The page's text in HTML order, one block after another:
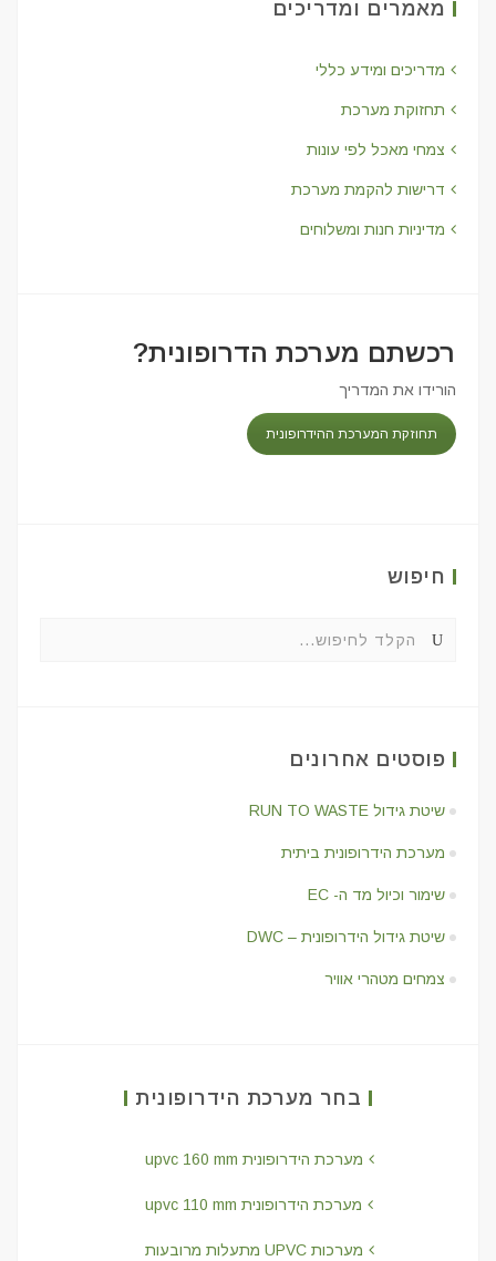
מאמרים ומדריכים
מדריכים ומידע כללי
תחזוקת מערכת
צמחי מאכל לפי עונות
דרישות להקמת מערכת
מדיניות חנות ומשלוחים
רכשתם מערכת הדרופונית?
הורידו את המדריך
תחוזקת המערכת ההידרופונית
חיפוש
פוסטים אחרונים
שיטת גידול RUN TO WASTE
מערכת הידרופונית ביתית
שימור וכיול מד ה- EC
שיטת גידול הידרופונית – DWC
צמחים מטהרי אוויר
בחר מערכת הידרופונית
מערכת הידרופונית upvc 160 mm
מערכת הידרופונית upvc 110 mm
מערכות UPVC מתעלות מרובעות